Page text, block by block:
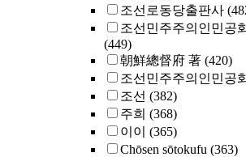
조선로동당출판사
조선민주주의인민공
(449)
朝鮮總督府 著 (420)
조선민주주의인민공
조선 (382)
주희 (368)
이이
(365)
Chōsen sōtokufu (363)